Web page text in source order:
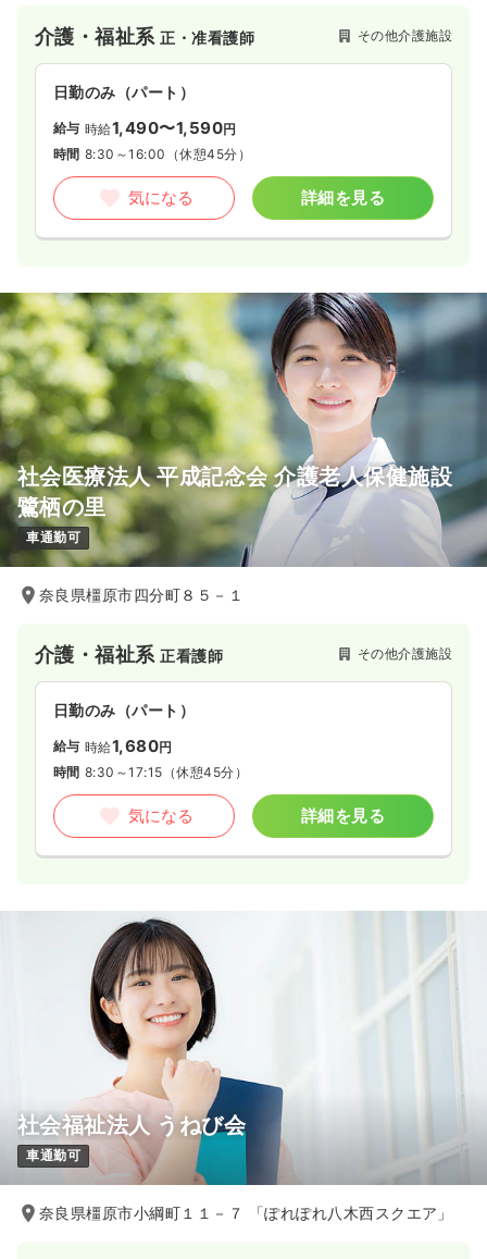
介護・福祉系正・准看護師 その他介護施設
日勤のみ（パート）
給与 時給1,490〜1,590円
時間 8:30～16:00 （休憩45分）
気になる 詳細を見る
社会医療法人 平成記念会 介護老人保健施設
鷺栖の里
車通勤可
奈良県橿原市四分町８５－１
介護・福祉系正看護師 その他介護施設
日勤のみ（パート）
給与 時給1,680円
時間 8:30～17:15 （休憩45分）
気になる 詳細を見る
社会福祉法人 うねび会
車通勤可
奈良県橿原市小綱町１１－７ 「ぽれぽれ八木西スクエア」